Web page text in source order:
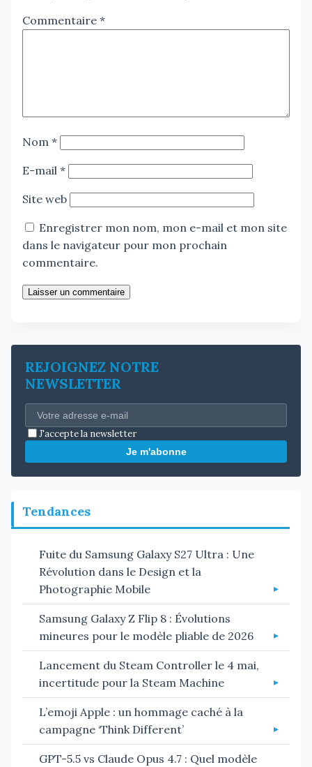
Commentaire *
Nom *
E-mail *
Site web
Enregistrer mon nom, mon e-mail et mon site
dans le navigateur pour mon prochain
commentaire.
Laisser un commentaire
REJOIGNEZ NOTRE
NEWSLETTER
J'accepte la newsletter
Je m'abonne
Tendances
Fuite du Samsung Galaxy S27 Ultra : Une
Révolution dans le Design et la
Photographie Mobile
Samsung Galaxy Z Flip 8 : Évolutions
mineures pour le modèle pliable de 2026
Lancement du Steam Controller le 4 mai,
incertitude pour la Steam Machine
L’emoji Apple : un hommage caché à la
campagne ‘Think Different’
GPT-5.5 vs Claude Opus 4.7 : Quel modèle